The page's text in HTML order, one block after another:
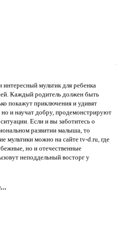
мультик для ребенка
Каждый родитель должен быть
покажут приключения и удивят
и научат добру, продемонстрируют
Если и вы заботитесь о
развитии малыша, то
мультики можно на сайте tv-d.ru, где
но и отечественные
неподдельный восторг у